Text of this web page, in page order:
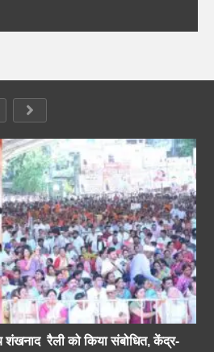
रैली को किया संबोधित, केंद्र-